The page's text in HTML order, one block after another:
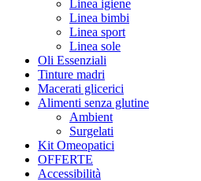
Linea igiene
Linea bimbi
Linea sport
Linea sole
Oli Essenziali
Tinture madri
Macerati glicerici
Alimenti senza glutine
Ambient
Surgelati
Kit Omeopatici
OFFERTE
Accessibilità